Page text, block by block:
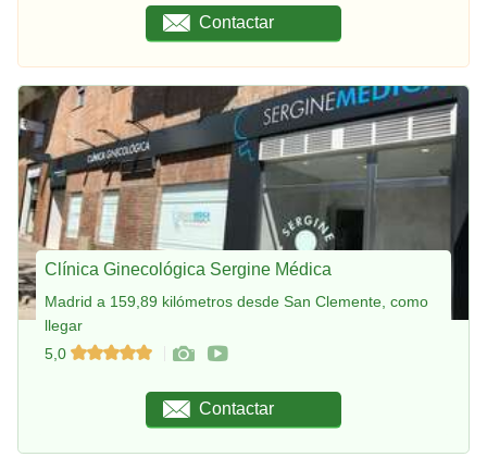
Contactar
Clínica Ginecológica Sergine Médica
Madrid a 159,89 kilómetros desde San Clemente, como
llegar
5,0
Contactar